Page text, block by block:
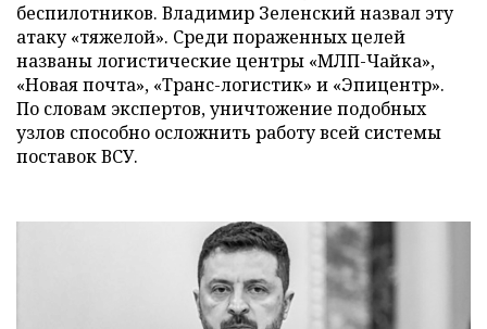
беспилотников. Владимир Зеленский назвал эту
атаку «тяжелой». Среди пораженных целей
названы логистические центры «МЛП-Чайка»,
«Новая почта», «Транс-логистик» и «Эпицентр».
По словам экспертов, уничтожение подобных
узлов способно осложнить работу всей системы
поставок ВСУ.